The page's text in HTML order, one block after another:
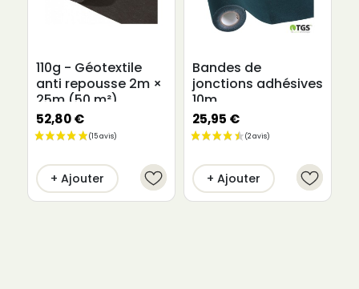
110g - Géotextile
anti repousse 2m ×
25m (50 m²)
52,80 €
+ Ajouter
Bandes de
jonctions adhésives
10m
25,95 €
+ Ajouter